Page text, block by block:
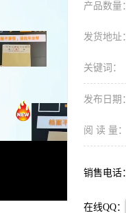
产品数量：
发货地址：
关键词：
发布日期：
阅 读 量：
销售电话：
在线QQ：